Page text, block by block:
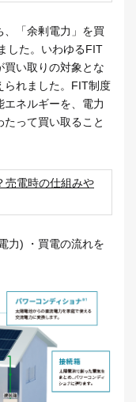
、「余剰電力」を買
した。いわゆるFIT
い取りの対象とな
られました。FIT制度
ネルギーを、電力
って買い取ること
売電時の仕組みや
力) ・買電の流れを